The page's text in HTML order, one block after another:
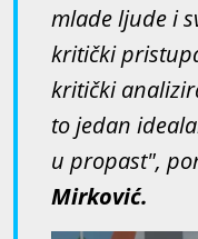
mlade ljude i
kritički
kritički
to jedan
u propast",
Mirković.